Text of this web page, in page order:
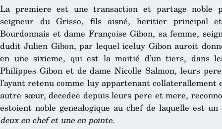
La premiere est une transaction et partage noble
seigneur du Grisso, fils aisné, heritier principal
Bourdonnais et dame Françoise Gibon, sa femme,
dudit Julien Gibon, par lequel iceluy Gibon auroit
en une sixieme, qui est la moitié d’un tiers, dans
Philippes Gibon et de dame Nicolle Salmon, leurs
l’ayant retenu comme luy appartenant collaterallement
autre sœur, decedee depuis leurs pere et mere,
estoient noble genealogique au chef de laquelle est
deux en chef et une en pointe.